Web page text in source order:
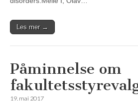
Les mer →
Påminnelse om
19. mai 2017